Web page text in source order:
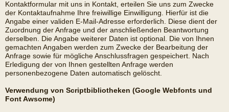
Kontaktformular mit uns in Kontakt, erteilen Sie uns zum Zwecke
der Kontaktaufnahme Ihre freiwillige Einwilligung. Hierfür ist die
Angabe einer validen E-Mail-Adresse erforderlich. Diese dient der
Zuordnung der Anfrage und der anschließenden Beantwortung
derselben. Die Angabe weiterer Daten ist optional. Die von Ihnen
gemachten Angaben werden zum Zwecke der Bearbeitung der
Anfrage sowie für mögliche Anschlussfragen gespeichert. Nach
Erledigung der von Ihnen gestellten Anfrage werden
personenbezogene Daten automatisch gelöscht.
Verwendung von Scriptbibliotheken (Google Webfonts und
Font Awsome)